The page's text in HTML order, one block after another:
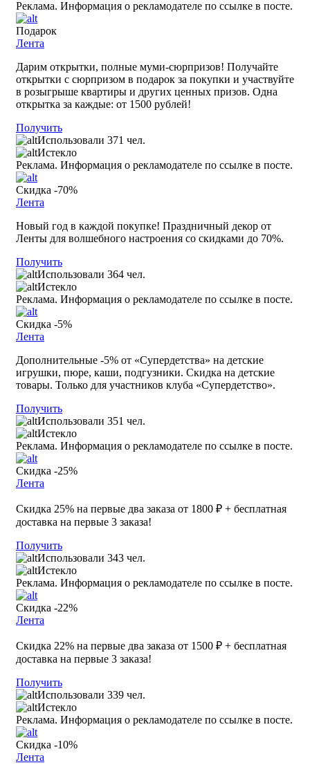
Реклама. Информация о рекламодателе по ссылке в посте.
Подарок
Лента
Дарим открытки, полные муми-сюрпризов! Получайте
открытки с сюрпризом в подарок за покупки и участвуйте
в розыгрыше квартиры и других ценных призов. Одна
открытка за каждые: от 1500 рублей!
Получить
Использовали 371 чел.
Истекло
Реклама. Информация о рекламодателе по ссылке в посте.
Скидка -70%
Лента
Новый год в каждой покупке! Праздничный декор от
Ленты для волшебного настроения со скидками до 70%.
Получить
Использовали 364 чел.
Истекло
Реклама. Информация о рекламодателе по ссылке в посте.
Скидка -5%
Лента
Дополнительные -5% от «Супердетства» на детские
игрушки, пюре, каши, подгузники. Скидка на детские
товары. Только для участников клуба «Супердетство».
Получить
Использовали 351 чел.
Истекло
Реклама. Информация о рекламодателе по ссылке в посте.
Скидка -25%
Лента
Скидка 25% на первые два заказа от 1800 ₽ + бесплатная
доставка на первые 3 заказа!
Получить
Использовали 343 чел.
Истекло
Реклама. Информация о рекламодателе по ссылке в посте.
Скидка -22%
Лента
Скидка 22% на первые два заказа от 1500 ₽ + бесплатная
доставка на первые 3 заказа!
Получить
Использовали 339 чел.
Истекло
Реклама. Информация о рекламодателе по ссылке в посте.
Скидка -10%
Лента